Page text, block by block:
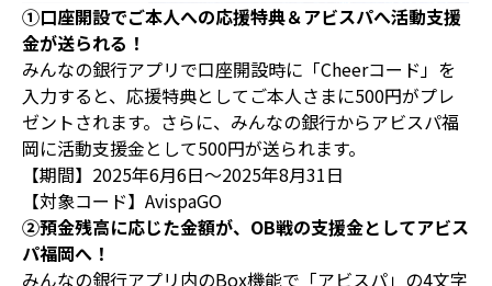
①口座開設でご本人への応援特典＆アビスパへ活動支援
金が送られる！
みんなの銀行アプリで口座開設時に「Cheerコード」を
入力すると、応援特典としてご本人さまに500円がプレ
ゼントされます。さらに、みんなの銀行からアビスパ福
岡に活動支援金として500円が送られます。
【期間】2025年6月6日～2025年8月31日
【対象コード】AvispaGO
➁預金残高に応じた金額が、OB戦の支援金としてアビス
パ福岡へ！
みんなの銀行アプリ内のBox機能で「アビスパ」の4文字